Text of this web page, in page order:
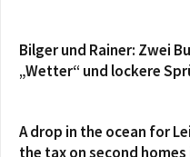
Bilger und Rainer: Zwei
„Wetter“ und lockere
A drop in the ocean for
the tax on second